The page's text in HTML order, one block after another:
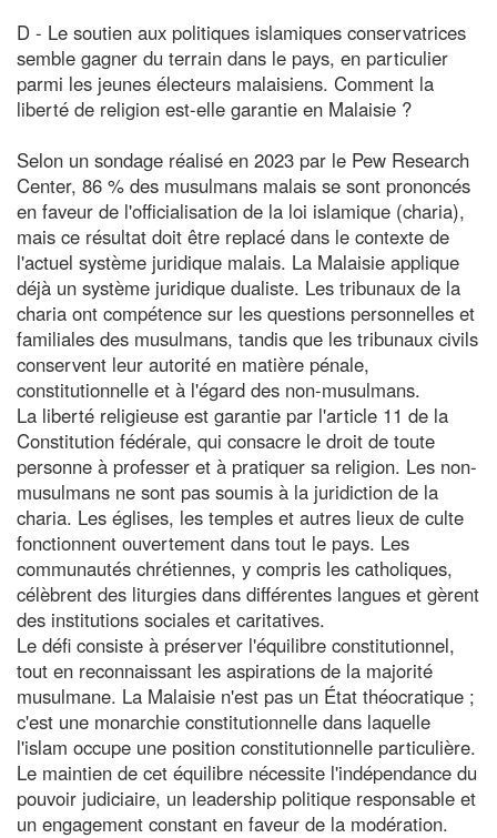
D - Le soutien aux politiques islamiques conservatrices
semble gagner du terrain dans le pays, en particulier
parmi les jeunes électeurs malaisiens. Comment la
liberté de religion est-elle garantie en Malaisie ?
Selon un sondage réalisé en 2023 par le Pew Research
Center, 86 % des musulmans malais se sont prononcés
en faveur de l'officialisation de la loi islamique (charia),
mais ce résultat doit être replacé dans le contexte de
l'actuel système juridique malais. La Malaisie applique
déjà un système juridique dualiste. Les tribunaux de la
charia ont compétence sur les questions personnelles et
familiales des musulmans, tandis que les tribunaux civils
conservent leur autorité en matière pénale,
constitutionnelle et à l'égard des non-musulmans.
La liberté religieuse est garantie par l'article 11 de la
Constitution fédérale, qui consacre le droit de toute
personne à professer et à pratiquer sa religion. Les non-
musulmans ne sont pas soumis à la juridiction de la
charia. Les églises, les temples et autres lieux de culte
fonctionnent ouvertement dans tout le pays. Les
communautés chrétiennes, y compris les catholiques,
célèbrent des liturgies dans différentes langues et gèrent
des institutions sociales et caritatives.
Le défi consiste à préserver l'équilibre constitutionnel,
tout en reconnaissant les aspirations de la majorité
musulmane. La Malaisie n'est pas un État théocratique ;
c'est une monarchie constitutionnelle dans laquelle
l'islam occupe une position constitutionnelle particulière.
Le maintien de cet équilibre nécessite l'indépendance du
pouvoir judiciaire, un leadership politique responsable et
un engagement constant en faveur de la modération.